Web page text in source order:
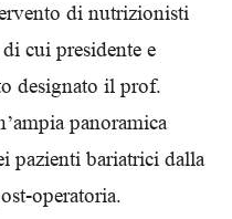
di nutrizionisti
cui presidente e
designato il prof.
panoramica
pazienti bariatrici dalla
operatoria.